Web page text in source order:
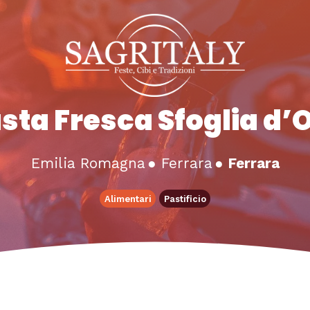
Fresca Sfoglia
Emilia Romagna●Ferrara● Ferrara
Alimentari Pastificio